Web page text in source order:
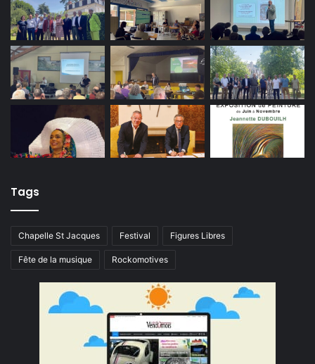
Tags
Chapelle St Jacques Festival Figures Libres
Fête de la musique Rockomotives